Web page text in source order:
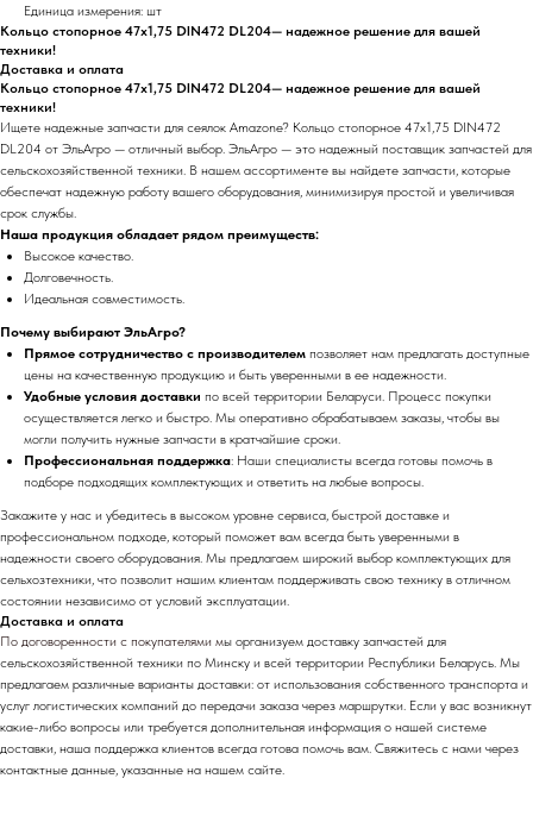
Единица измерения: шт
Кольцо стопорное 47х1,75 DIN472 DL204— надежное решение для вашей
техники!
Доставка и оплата
Кольцо стопорное 47х1,75 DIN472 DL204— надежное решение для вашей
техники!
Ищете надежные запчасти для сеялок Amazone? Кольцо стопорное 47х1,75 DIN472
DL204 от ЭльАгро — отличный выбор. ЭльАгро — это надежный поставщик запчастей для
сельскохозяйственной техники. В нашем ассортименте вы найдете запчасти, которые
обеспечат надежную работу вашего оборудования, минимизируя простой и увеличивая
срок службы.
Наша продукция обладает рядом преимуществ:
Высокое качество.
Долговечность.
Идеальная совместимость.
Почему выбирают ЭльАгро?
Прямое сотрудничество с производителем позволяет нам предлагать доступные
цены на качественную продукцию и быть уверенными в ее надежности.
Удобные условия доставки по всей территории Беларуси. Процесс покупки
осуществляется легко и быстро. Мы оперативно обрабатываем заказы, чтобы вы
могли получить нужные запчасти в кратчайшие сроки.
Профессиональная поддержка: Наши специалисты всегда готовы помочь в
подборе подходящих комплектующих и ответить на любые вопросы.
Закажите у нас и убедитесь в высоком уровне сервиса, быстрой доставке и
профессиональном подходе, который поможет вам всегда быть уверенными в
надежности своего оборудования. Мы предлагаем широкий выбор комплектующих для
сельхозтехники, что позволит нашим клиентам поддерживать свою технику в отличном
состоянии независимо от условий эксплуатации.
Доставка и оплата
По договоренности с покупателями мы организуем доставку запчастей для
сельскохозяйственной техники по Минску и всей территории Республики Беларусь. Мы
предлагаем различные варианты доставки: от использования собственного транспорта и
услуг логистических компаний до передачи заказа через маршрутки. Если у вас возникнут
какие-либо вопросы или требуется дополнительная информация о нашей системе
доставки, наша поддержка клиентов всегда готова помочь вам. Свяжитесь с нами через
контактные данные, указанные на нашем сайте.